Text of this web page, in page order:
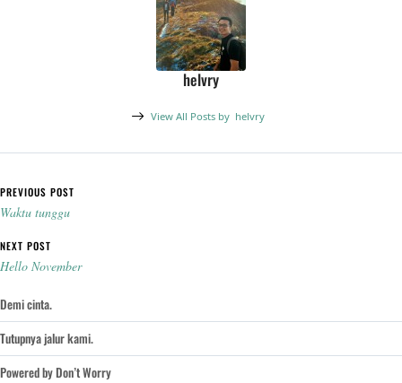
helvry
View All Posts by helvry
Post navigation
PREVIOUS POST
Waktu tunggu
NEXT POST
Hello November
Demi cinta.
Tutupnya jalur kami.
Powered by Don’t Worry